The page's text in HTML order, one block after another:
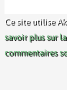
Ce site utilise
savoir plus sur
commentaires